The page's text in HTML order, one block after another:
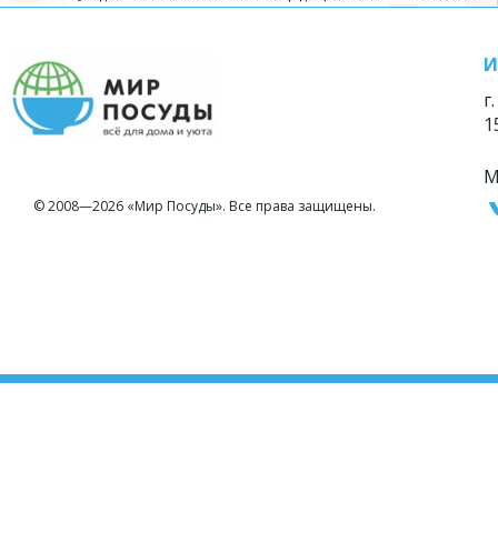
© 2008—2026 «Мир Посуды». Все права защищены.